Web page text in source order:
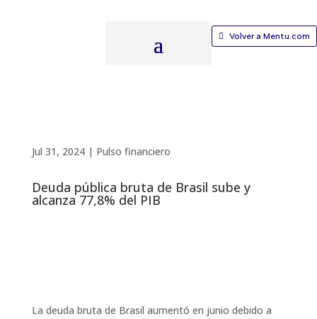
Volver a Mentu.com
Jul 31, 2024| Pulso financiero
Deuda pública bruta de Brasil sube y
alcanza 77,8% del PIB
La deuda bruta de Brasil aumentó en junio debido a